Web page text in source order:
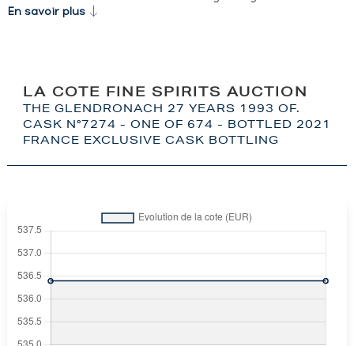
En savoir plus
LA COTE FINE SPIRITS AUCTION
THE GLENDRONACH 27 YEARS 1993 OF.
CASK N°7274 - ONE OF 674 - BOTTLED 2021
FRANCE EXCLUSIVE CASK BOTTLING